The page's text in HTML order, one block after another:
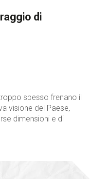
di
spesso frenano il
visione del Paese,
dimensioni e di